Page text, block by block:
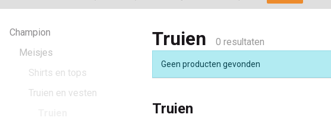
Truien
FiaLia
Kinderkleding
Champion
Meisjes
Shirts en tops
Truien en vesten
Truien 0 resultaten
Geen producten gevonden
Truien